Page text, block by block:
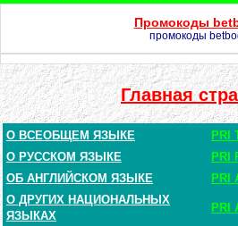
Промокоды
промокоды
Главная
О ВСЕОБЩЕМ ЯЗЫКЕ
PRI
О РУССКОМ ЯЗЫКЕ
PRI
ОБ АНГЛИЙСКОМ ЯЗЫКЕ
PRI
О ДРУГИХ НАЦИОНАЛЬНЫХ
ЯЗЫКАХ
PRI